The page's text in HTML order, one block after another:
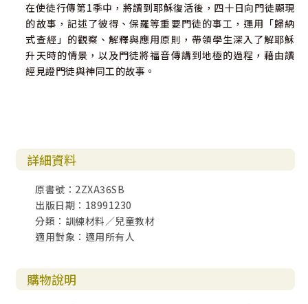
在使徒行傳第1季中，將讀到耶穌復活後，四十日向門徒顯現
的故事，記述了彼得、保羅等重要門徒的事工，運用「歸納
式查經」的觀察、解釋與應用原則，帶領學生深入了解耶穌
升天時的情景，以及門徒將福音傳講到地極的過程，藉由讀
經見證門徒與神同工的故事。
詳細資料
原書號：2ZXA36SB
出版日期：18991230
分類：訓練材料／兒童教材
適用對象：適用所有人
購物說明